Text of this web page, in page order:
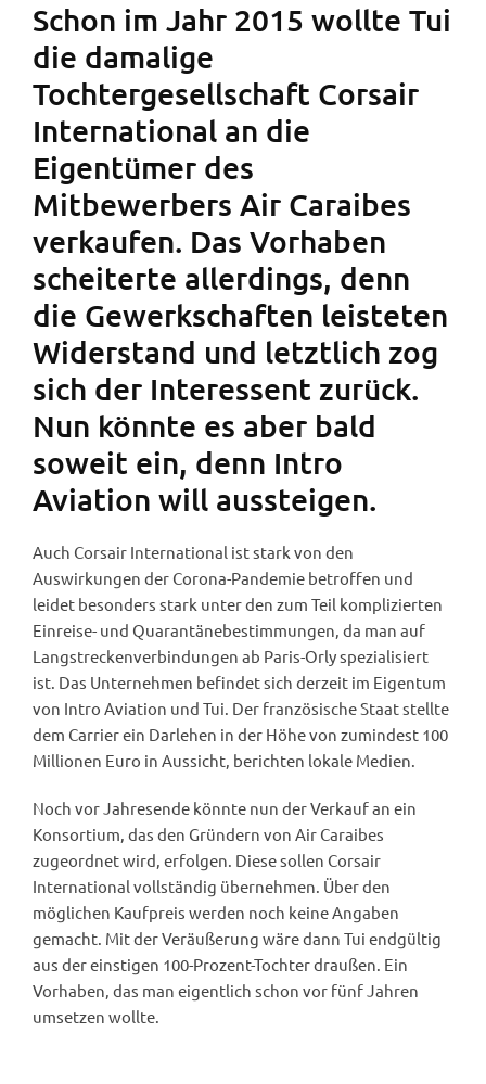
Schon im Jahr 2015 wollte Tui
die damalige
Tochtergesellschaft Corsair
International an die
Eigentümer des
Mitbewerbers Air Caraibes
verkaufen. Das Vorhaben
scheiterte allerdings, denn
die Gewerkschaften leisteten
Widerstand und letztlich zog
sich der Interessent zurück.
Nun könnte es aber bald
soweit ein, denn Intro
Aviation will aussteigen.
Auch Corsair International ist stark von den
Auswirkungen der Corona-Pandemie betroffen und
leidet besonders stark unter den zum Teil komplizierten
Einreise- und Quarantänebestimmungen, da man auf
Langstreckenverbindungen ab Paris-Orly spezialisiert
ist. Das Unternehmen befindet sich derzeit im Eigentum
von Intro Aviation und Tui. Der französische Staat stellte
dem Carrier ein Darlehen in der Höhe von zumindest 100
Millionen Euro in Aussicht, berichten lokale Medien.
Noch vor Jahresende könnte nun der Verkauf an ein
Konsortium, das den Gründern von Air Caraibes
zugeordnet wird, erfolgen. Diese sollen Corsair
International vollständig übernehmen. Über den
möglichen Kaufpreis werden noch keine Angaben
gemacht. Mit der Veräußerung wäre dann Tui endgültig
aus der einstigen 100-Prozent-Tochter draußen. Ein
Vorhaben, das man eigentlich schon vor fünf Jahren
umsetzen wollte.